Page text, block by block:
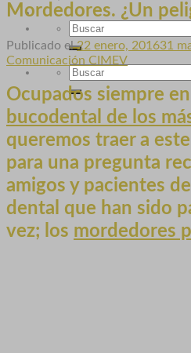
Mordedores. ¿Un
Publicado el22 enero, 201631
Comunicación CIMEV
Ocupados siempre
bucodental de los
queremos traer a
para una pregunta
amigos y pacientes
dental que han sido
vez; los mordedores